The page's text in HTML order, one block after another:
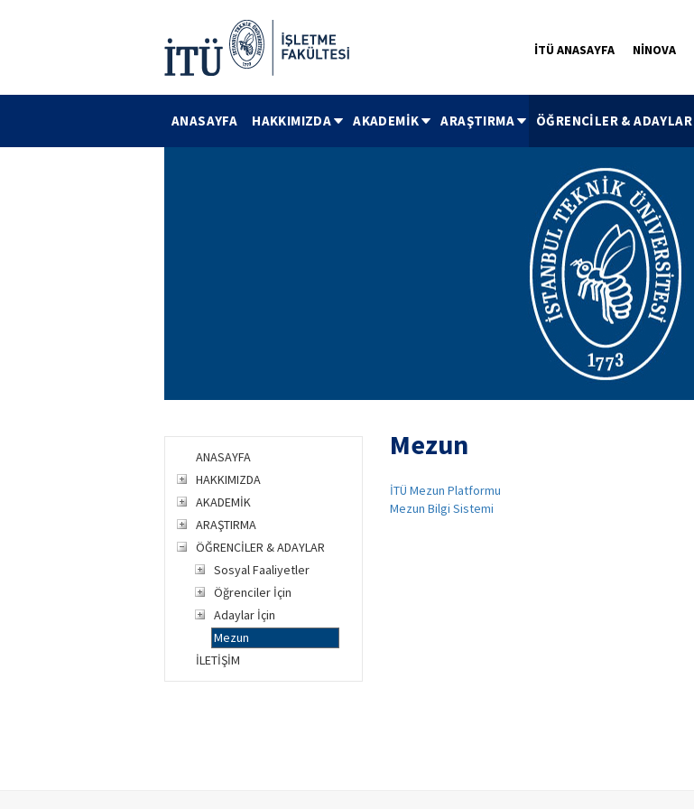
İTÜ ANASAYFA NİNOVA
ANASAYFA HAKKIMIZDA AKADEMİK ARAŞTIRMA ÖĞRENCİLER & ADAYLAR
ANASAYFA
HAKKIMIZDA
AKADEMİK
ARAŞTIRMA
ÖĞRENCİLER & ADAYLAR
Sosyal Faaliyetler
Öğrenciler İçin
Adaylar İçin
Mezun
İLETİŞİM
Mezun
İTÜ Mezun Platformu
Mezun Bilgi Sistemi